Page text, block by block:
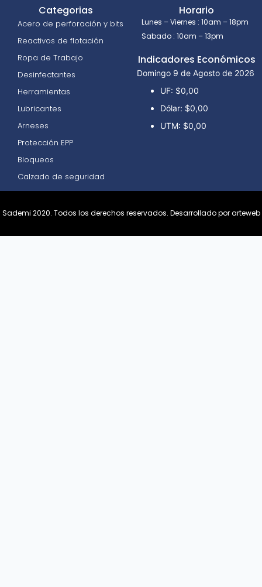
Categorias
Acero de perforación y bits
Reactivos de flotación
Ropa de Trabajo
Desinfectantes
Herramientas
Lubricantes
Arneses
Protección EPP
Bloqueos
Calzado de seguridad
Horario
Lunes – Viernes : 10am – 18pm
Sabado : 10am – 13pm
Indicadores Económicos
Domingo 9 de Agosto de 2026
UF: $0,00
Dólar: $0,00
UTM: $0,00
Sademi 2020. Todos los derechos reservados. Desarrollado por arteweb